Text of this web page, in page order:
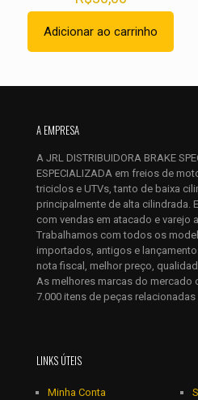
mail
*
Salvar meus dados neste
eu comentar.
Adicionar ao carrinho
A EMPRESA
A JRL DISTRIBUIDORA BRAKE
ESPECIALIZADA em freios de
triciclos e UTVs, tanto de baixa
principalmente de alta cilindrada.
com vendas em atacado e varejo
Trabalhamos com todos os
importados, antigos e
nota fiscal, melhor preço,
As melhores marcas do mercado
7.000 itens de peças relacionadas
LINKS ÚTEIS
Minha Conta